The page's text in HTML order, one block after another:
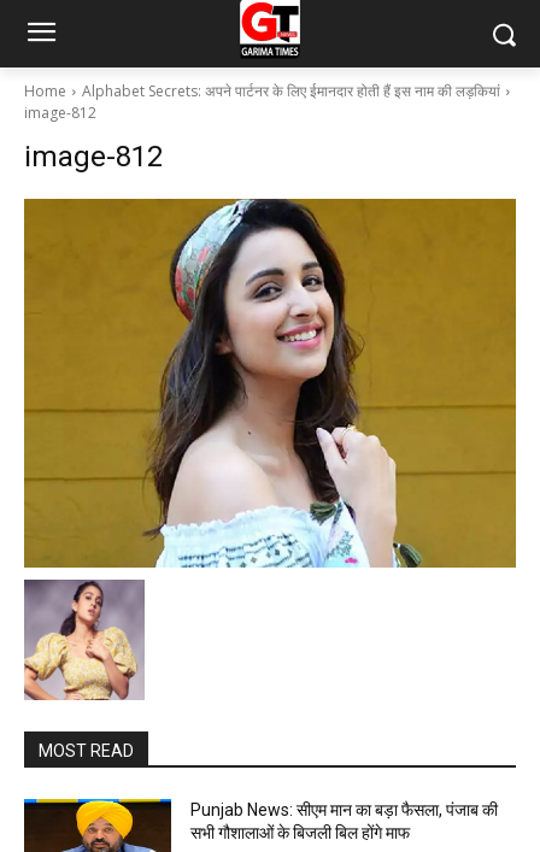
Home
Alphabet Secrets: अपने पार्टनर के लिए ईमानदार होती हैं इस नाम की लड़कियां
image-812
image-812
MOST READ
Punjab News: सीएम मान का बड़ा फैसला, पंजाब की
सभी गौशालाओं के बिजली बिल होंगे माफ